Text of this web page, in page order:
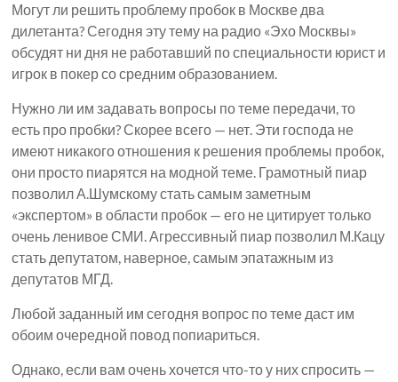
Могут ли решить проблему пробок в Москве два
дилетанта? Сегодня эту тему на радио «Эхо Москвы»
обсудят ни дня не работавший по специальности юрист и
игрок в покер со средним образованием.
Нужно ли им задавать вопросы по теме передачи, то
есть про пробки? Скорее всего — нет. Эти господа не
имеют никакого отношения к решения проблемы пробок,
они просто пиарятся на модной теме. Грамотный пиар
позволил А.Шумскому стать самым заметным
«экспертом» в области пробок — его не цитирует только
очень ленивое СМИ. Агрессивный пиар позволил М.Кацу
стать депутатом, наверное, самым эпатажным из
депутатов МГД.
Любой заданный им сегодня вопрос по теме даст им
обоим очередной повод попиариться.
Однако, если вам очень хочется что-то у них спросить —